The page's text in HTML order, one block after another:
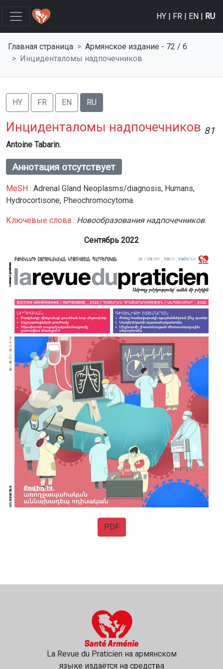
HY | FR | EN | RU
Главная страница
Армянское издание - 72 / 6
Инциденталомы надпочечников
HY FR EN RU
Инциденталомы надпочечников 81
Antoine Tabarin.
Аннотация отсутствует
MeSH : Adrenal Gland Neoplasms/diagnosis, Humans,
Hydrocortisone, Pheochromocytoma.
Ключевые слова : Новообразования надпочечников.
Сентябрь 2022
PDF
La Revue du Praticien на армянском
языке издаётся на средства